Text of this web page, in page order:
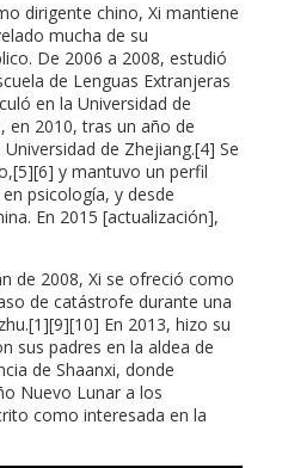
dirigente chino, Xi mantiene
mucha de su
De 2006 a 2008, estudió
de Lenguas Extranjeras
en la Universidad de
en 2010, tras un año de
de Zhejiang.[4] Se
y mantuvo un perfil
psicología, y desde
En 2015 [actualización],
de 2008, Xi se ofreció como
de catástrofe durante una
En 2013, hizo su
sus padres en la aldea de
de Shaanxi, donde
Nuevo Lunar a los
como interesada en la